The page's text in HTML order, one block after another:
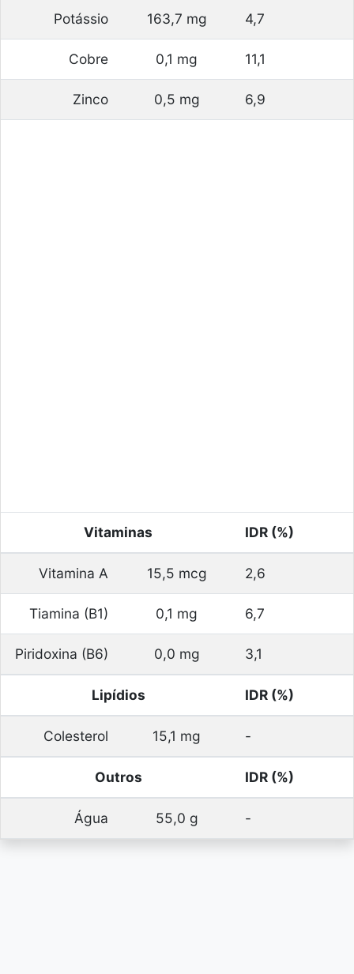
Potássio 163,7 mg 4,7
Cobre 0,1 mg 11,1
Zinco 0,5 mg 6,9
Vitaminas IDR (%)
Vitamina A 15,5 mcg 2,6
Tiamina (B1) 0,1 mg 6,7
Piridoxina (B6) 0,0 mg 3,1
Lipídios IDR (%)
Colesterol 15,1 mg -
Outros IDR (%)
Água 55,0 g -